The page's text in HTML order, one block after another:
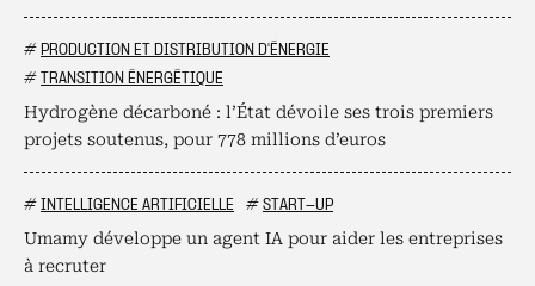
# PRODUCTION ET DISTRIBUTION D'ÉNERGIE
# TRANSITION ÉNERGÉTIQUE
Hydrogène décarboné : l’État dévoile ses trois premiers
projets soutenus, pour 778 millions d’euros
# INTELLIGENCE ARTIFICIELLE # START-UP
Umamy développe un agent IA pour aider les entreprises
à recruter